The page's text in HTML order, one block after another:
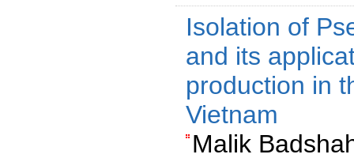
Isolation of
and its
production in
Vietnam
Malik